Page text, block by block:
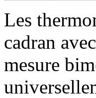
Les
cadran
mesure